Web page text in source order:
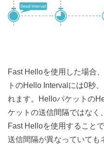
Fast Helloを使用した場合
トのHello Intervalには0秒
れます。Helloパケットの
ケットの送信間隔ではなく
Fast Helloを使用すること
送信間隔が異なっていても